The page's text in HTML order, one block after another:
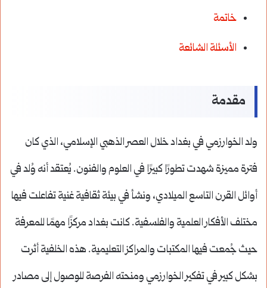
خاتمة
الأسئلة الشائعة
مقدمة
ولد الخوارزمي في بغداد خلال العصر الذهبي الإسلامي، الذي كان
فترة مميزة شهدت تطورًا كبيرًا في العلوم والفنون. يُعتقد أنه وُلد في
أوائل القرن التاسع الميلادي، ونشأ في بيئة ثقافية غنية تفاعلت فيها
مختلف الأفكار العلمية والفلسفية. كانت بغداد مركزًا مهمًا للمعرفة
حيث جُمعت فيها المكتبات والمراكز التعليمية. هذه الخلفية أثرت
بشكل كبير في تفكير الخوارزمي ومنحته الفرصة للوصول إلى مصادر